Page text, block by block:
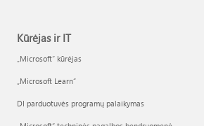
Kūrėjas ir IT
„Microsoft“ kūrėjas
„Microsoft Learn“
DI parduotuvės programų palaikymas